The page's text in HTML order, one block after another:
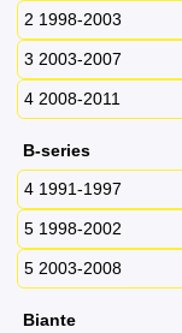
2 1998-2003
3 2003-2007
4 2008-2011
B-series
4 1991-1997
5 1998-2002
5 2003-2008
Biante